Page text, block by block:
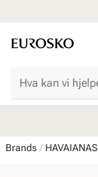
Brands HAVAIANAS